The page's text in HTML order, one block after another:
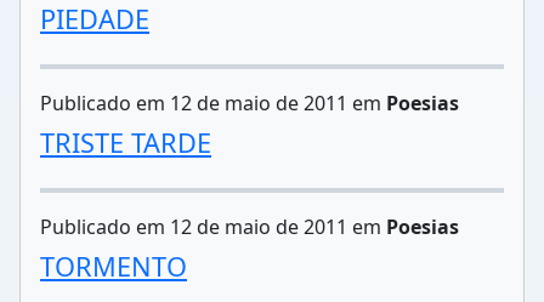
PIEDADE
Publicado em 12 de maio de 2011 em Poesias
TRISTE TARDE
Publicado em 12 de maio de 2011 em Poesias
TORMENTO